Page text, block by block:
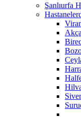
Şanlıurfa